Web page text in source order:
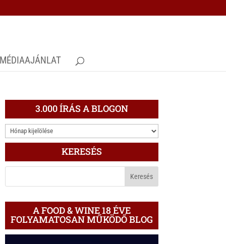
MÉDIAAJÁNLAT
3.000 ÍRÁS A BLOGON
3.000
ÍRÁS
BLOGON
KERESÉS
A FOOD & WINE 18 ÉVE
FOLYAMATOSAN MŰKÖDŐ BLOG